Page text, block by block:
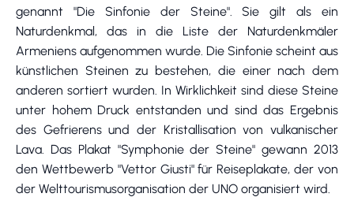
genannt "Die Sinfonie der Steine". Sie gilt als ein
Naturdenkmal, das in die Liste der Naturdenkmäler
Armeniens aufgenommen wurde. Die Sinfonie scheint aus
künstlichen Steinen zu bestehen, die einer nach dem
anderen sortiert wurden. In Wirklichkeit sind diese Steine
unter hohem Druck entstanden und sind das Ergebnis
des Gefrierens und der Kristallisation von vulkanischer
Lava. Das Plakat "Symphonie der Steine" gewann 2013
den Wettbewerb "Vettor Giusti" für Reiseplakate, der von
der Welttourismusorganisation der UNO organisiert wird.